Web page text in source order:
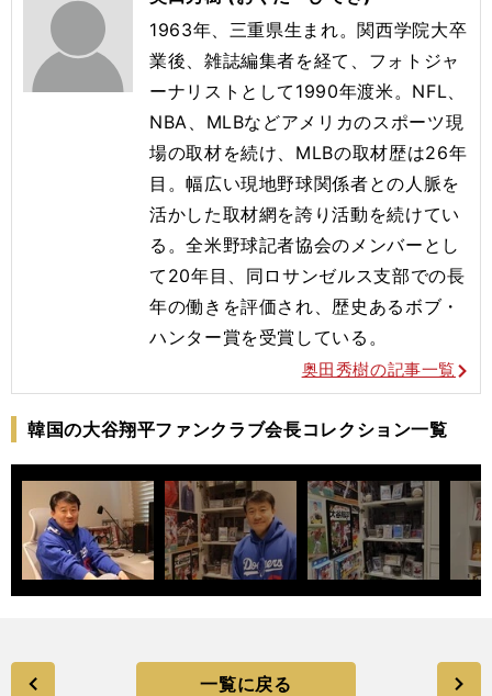
1963年、三重県生まれ。関西学院大卒
業後、雑誌編集者を経て、フォトジャ
ーナリストとして1990年渡米。NFL、
NBA、MLBなどアメリカのスポーツ現
場の取材を続け、MLBの取材歴は26年
目。幅広い現地野球関係者との人脈を
活かした取材網を誇り活動を続けてい
る。全米野球記者協会のメンバーとし
て20年目、同ロサンゼルス支部での長
年の働きを評価され、歴史あるボブ・
ハンター賞を受賞している。
奥田秀樹の記事一覧
韓国の大谷翔平ファンクラブ会長コレクション一覧
一覧に戻る